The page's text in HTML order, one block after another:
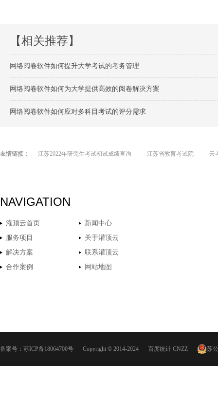
【相关推荐】
网络阅卷软件如何提升大学考试的考务管理
网络阅卷软件如何为大学提供高效的阅卷解决方案
网络阅卷软件如何应对多科目考试的评分需求
友情链接： 江苏2022年研究生考试初试成绩查询 江苏省教育考试院 云
NAVIGATION
灌顶云首页
新闻中心
服务项目
关于灌顶云
解决方案
联系灌顶云
合作案例
网站地图
备案号： 苏ICP备18064700号 Copyright © 2014-2024 百度统计 CNZZ 苏